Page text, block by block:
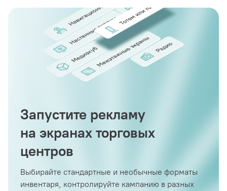
Запустите рекламу
на экранах торговых
центров
Выбирайте стандартные и необычные форматы
инвентаря, контролируйте кампанию в разных